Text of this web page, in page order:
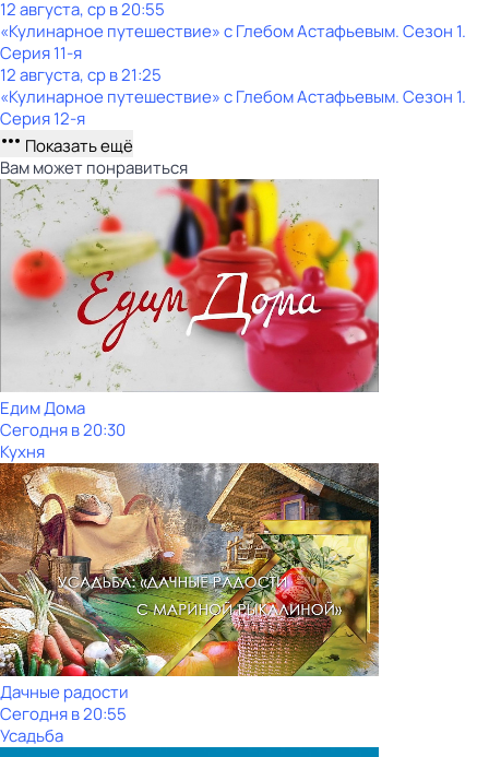
12 августа, ср в 20:55
«Кулинарное путешествие» с Глебом Астафьевым. Сезон 1.
Серия 11-я
12 августа, ср в 21:25
«Кулинарное путешествие» с Глебом Астафьевым. Сезон 1.
Серия 12-я
Показать ещё
Вам может понравиться
Едим Дома
Сегодня в 20:30
Кухня
Дачные радости
Сегодня в 20:55
Усадьба